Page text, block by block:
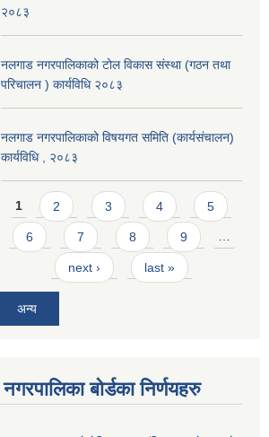
२०८३
नलगाड नगरपालिकाको टोल विकास संस्था (गठन तथा
परिचालन ) कार्यविधि २०८३
नलगाड नगरपालिकाको विषयगत समिति (कार्यसंचालन)
कार्यविधि , २०८३
Pages
1 2 3 4 5
6 7 8 9 …
next › last »
अन्य
नगरपालिका बोर्डका निर्णयहरु